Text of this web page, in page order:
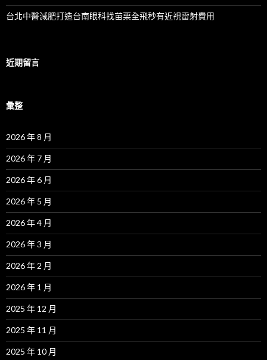
台北中醫減肥打造台南眼科找苗栗全飛秒有近視雷射費用
近期留言
彙整
2026 年 8 月
2026 年 7 月
2026 年 6 月
2026 年 5 月
2026 年 4 月
2026 年 3 月
2026 年 2 月
2026 年 1 月
2025 年 12 月
2025 年 11 月
2025 年 10 月